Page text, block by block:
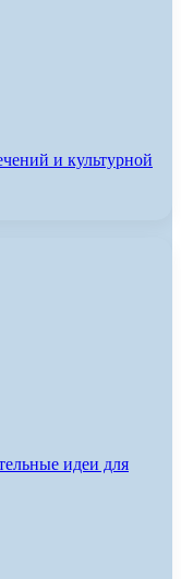
и культурной
идеи для